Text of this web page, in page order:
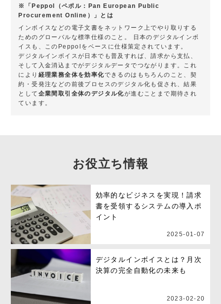
※「Peppol（ペポル：Pan European Public
Procurement Online）」とは
インボイスなどの電子文書をネットワーク上でやり取りする
ためのグローバルな標準仕様のこと。 日本のデジタルインボ
イスも、このPeppolをベースに仕様策定されています。
デジタルインボイスが日本でも普及すれば、請求から支払、
そして入金消込までがデジタルデータでつながります。これ
により 経理業務全体を効率化できるのはもちろんのこと、契
約・受発注などの前後プロセスのデジタル化も促され、結果
として 企業間取引全体のデジタル化が進むことまで期待され
ています。
お役立ち情報
効率的なビジネスを実現！請求
書を受領するシステムの導入ポ
イント
2025-01-07
デジタルインボイスとは？月次
決算の完全自動化の未来も
2023-02-20